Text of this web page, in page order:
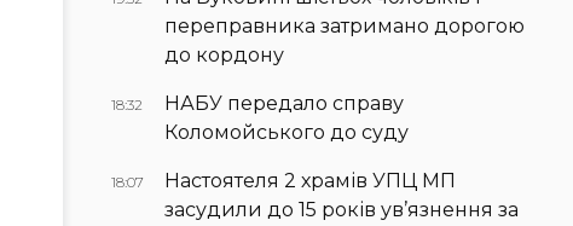
переправника затримано дорогою
до кордону
18:32
НАБУ передало справу
Коломойського до суду
18:07
Настоятеля 2 храмів УПЦ МП
засудили до 15 років ув’язнення за